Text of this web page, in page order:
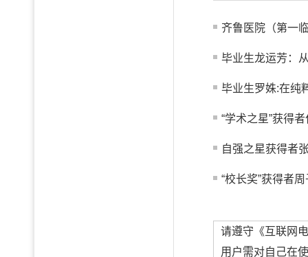
齐鲁医院（第一
毕业生龙运芳：
毕业生罗姝:在纯
“学术之星”获得
自强之星获得者
“校长奖”获得者
请遵守《互联网
用户需对自己在